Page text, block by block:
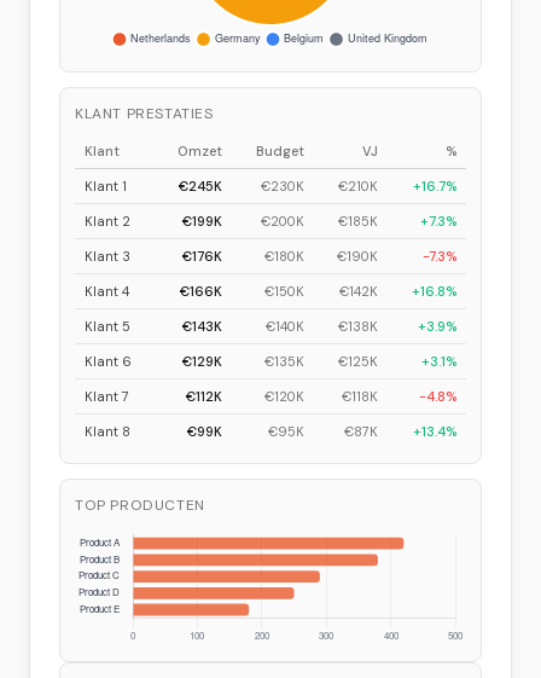
KLANT PRESTATIES
Klant Omzet Budget VJ %
Klant 1 €245K €230K €210K +16.7%
Klant 2 €199K €200K €185K +7.3%
Klant 3 €176K €180K €190K -7.3%
Klant 4 €166K €150K €142K +16.8%
Klant 5 €143K €140K €138K +3.9%
Klant 6 €129K €135K €125K +3.1%
Klant 7 €112K €120K €118K -4.8%
Klant 8 €99K €95K €87K +13.4%
TOP PRODUCTEN